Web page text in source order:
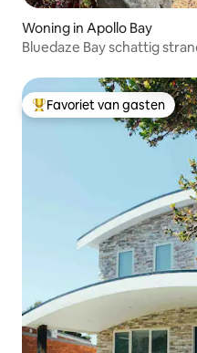
Woning in Apollo Bay
Bluedaze Bay schattig
Topfavoriet van gasten
Favoriet van gasten